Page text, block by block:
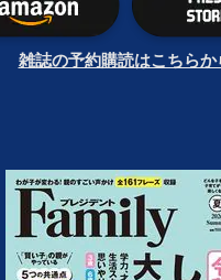
雑誌の予約購読はこちらか